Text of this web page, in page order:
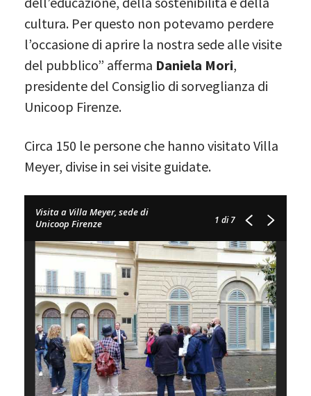
cultura. Per questo non potevamo perdere
l’occasione di aprire la nostra sede alle visite
del pubblico” afferma Daniela Mori,
presidente del Consiglio di sorveglianza di
Unicoop Firenze.
Circa 150 le persone che hanno visitato Villa
Meyer, divise in sei visite guidate.
Visita a Villa Meyer, sede di
Unicoop Firenze
1 di 7